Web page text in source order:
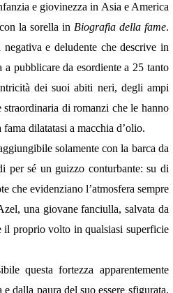
e giovinezza in Asia e America
la sorella in Biografia della fame.
e deludente che descrive in
pubblicare da esordiente a 25 tanto
dei suoi abiti neri, degli ampi
di romanzi che le hanno
dilatatasi a macchia d’olio.
solamente con la barca da
per sé un guizzo conturbante: su di
che evidenziano l’atmosfera sempre
una giovane fanciulla, salvata da
il proprio volto in qualsiasi superficie
questa fortezza apparentemente
dalla paura del suo essere sfigurata,